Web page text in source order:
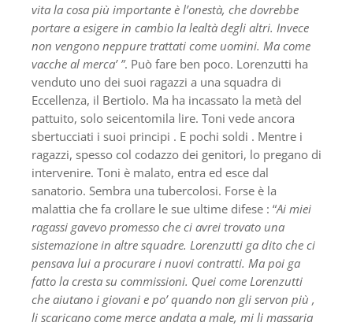
vita la cosa più importante è l’onestà, che dovrebbe
portare a esigere in cambio la lealtà degli altri. Invece
non vengono neppure trattati come uomini. Ma come
vacche al merca’ ”. Può fare ben poco. Lorenzutti ha
venduto uno dei suoi ragazzi a una squadra di
Eccellenza, il Bertiolo. Ma ha incassato la metà del
pattuito, solo seicentomila lire. Toni vede ancora
sbertucciati i suoi principi . E pochi soldi . Mentre i
ragazzi, spesso col codazzo dei genitori, lo pregano di
intervenire. Toni è malato, entra ed esce dal
sanatorio. Sembra una tubercolosi. Forse è la
malattia che fa crollare le sue ultime difese : “Ai miei
ragassi gavevo promesso che ci avrei trovato una
sistemazione in altre squadre. Lorenzutti ga dito che ci
pensava lui a procurare i nuovi contratti. Ma poi ga
fatto la cresta su commissioni. Quei come Lorenzutti
che aiutano i giovani e po’ quando non gli servon più ,
li scaricano come merce andata a male, mi li massaria